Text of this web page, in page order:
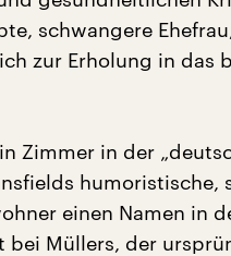
schwangere
zur Erholung in das
Zimmer in der
humoristische,
einen Namen in
bei Müllers, der